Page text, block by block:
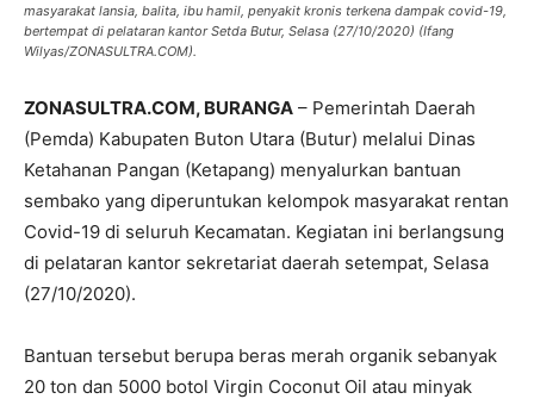
masyarakat lansia, balita, ibu hamil, penyakit kronis terkena dampak covid-19,
bertempat di pelataran kantor Setda Butur, Selasa (27/10/2020) (Ifang
Wilyas/ZONASULTRA.COM).
ZONASULTRA.COM, BURANGA – Pemerintah Daerah
(Pemda) Kabupaten Buton Utara (Butur) melalui Dinas
Ketahanan Pangan (Ketapang) menyalurkan bantuan
sembako yang diperuntukan kelompok masyarakat rentan
Covid-19 di seluruh Kecamatan. Kegiatan ini berlangsung
di pelataran kantor sekretariat daerah setempat, Selasa
(27/10/2020).
Bantuan tersebut berupa beras merah organik sebanyak
20 ton dan 5000 botol Virgin Coconut Oil atau minyak